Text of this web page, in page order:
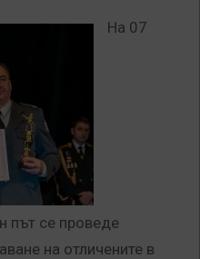
На 07
път се проведе
на отличените в